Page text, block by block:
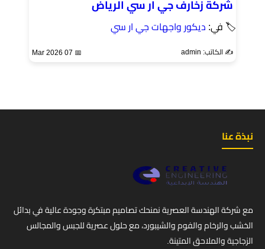
شركة زخارف جي ار سي الرياض
🏷 في: ديكور واجهات جي ار سي
✍️ الكاتب: admin 📅 07 Mar 2026
نبذة عنا
مع شركة الهندسة العصرية نمنحك تصاميم مبتكرة وجودة عالية في بدائل
الخشب والرخام والفوم والشيبورد، مع حلول عصرية للجبس والمجالس
الزجاجية والملاحق المتينة.